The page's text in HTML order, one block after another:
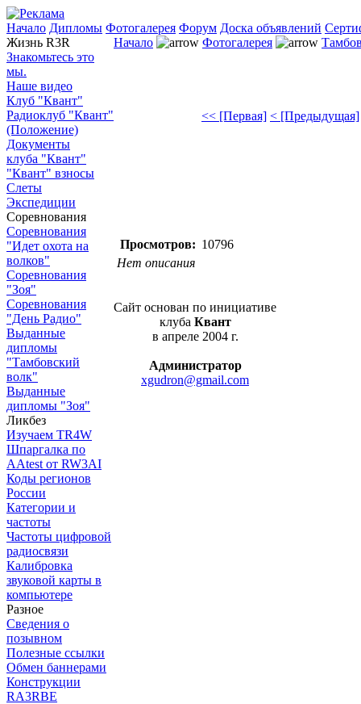
Начало Дипломы Фотогалерея Форум Доска объявлений
Жизнь R3R
Знакомьтесь это
мы.
Наше видео
Клуб "Квант"
Радиоклуб "Квант"
(Положение)
Документы
клуба "Квант"
"Квант" взносы
Слеты
Экспедиции
Соревнования
Соревнования
"Идет охота на
волков"
Соревнования
"Зоя"
Соревнования
"День Радио"
Выданные
дипломы
"Тамбовский
волк"
Выданные
дипломы "Зоя"
Ликбез
Изучаем TR4W
Шпаргалка по
AAtest от RW3AI
Коды регионов
России
Категории и
частоты
Частоты цифровой
радиосвязи
Калибровка
звуковой карты в
компьютере
Разное
Сведения о
позывном
Полезные ссылки
Обмен баннерами
Конструкции
RA3RBE
Начало Фотогалерея
<< [Первая] < [Предыдущая]
Просмотров: 10796
Нет описания
Сайт основан по инициативе
клуба Квант
в апреле 2004 г.
Администратор
xgudron@gmail.com